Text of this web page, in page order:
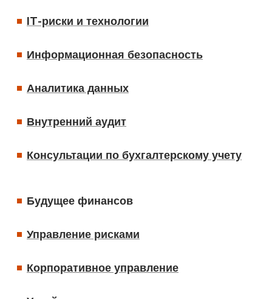
IT-риски и технологии
Информационная безопасность
Аналитика данных
Внутренний аудит
Консультации по бухгалтерскому учету
Будущее финансов
Управление рисками
Корпоративное управление